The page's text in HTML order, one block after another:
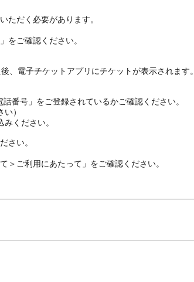
ただく必要があります。
をご確認ください。
電子チケットアプリにチケットが表示されます。
番号」をご登録されているかご確認ください。
）
みください。
さい。
＞ご利用にあたって」をご確認ください。